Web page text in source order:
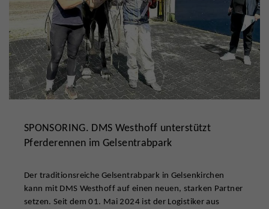
SPONSORING. DMS Westhoff unterstützt
Pferderennen im Gelsentrabpark
Der traditionsreiche Gelsentrabpark in Gelsenkirchen
kann mit DMS Westhoff auf einen neuen, starken Partner
setzen. Seit dem 01. Mai 2024 ist der Logistiker aus